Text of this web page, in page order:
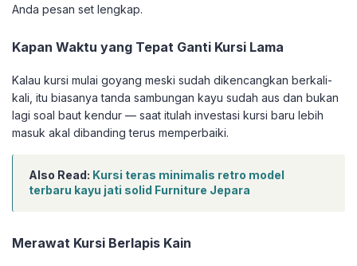
Anda pesan set lengkap.
Kapan Waktu yang Tepat Ganti Kursi Lama
Kalau kursi mulai goyang meski sudah dikencangkan berkali-
kali, itu biasanya tanda sambungan kayu sudah aus dan bukan
lagi soal baut kendur — saat itulah investasi kursi baru lebih
masuk akal dibanding terus memperbaiki.
Also Read: Kursi teras minimalis retro model
terbaru kayu jati solid Furniture Jepara
Merawat Kursi Berlapis Kain